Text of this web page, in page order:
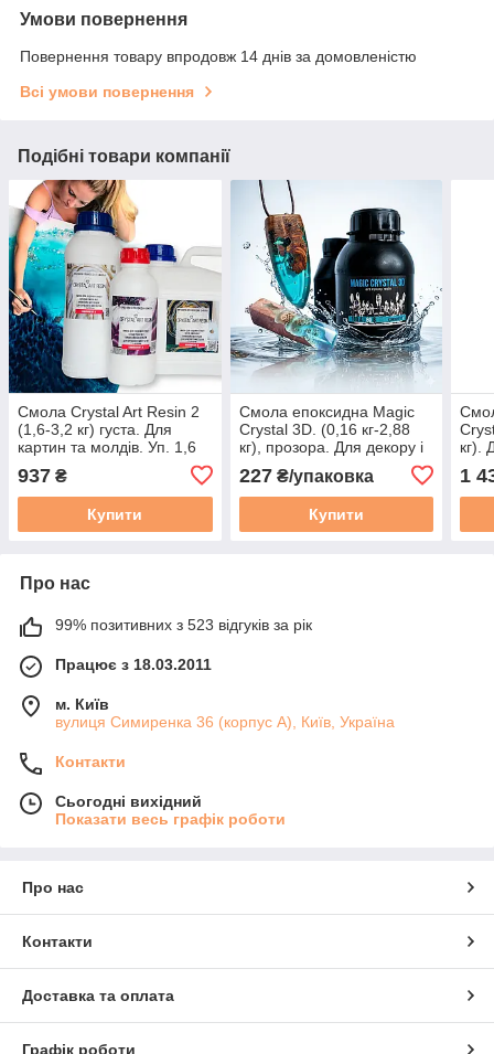
Умови повернення
Повернення товару впродовж 14 днів за домовленістю
Всі умови повернення
Подібні товари компанії
Смола Crystal Art Resin 2
(1,6-3,2 кг) густа. Для
картин та молдів. Уп. 1,6
937 ₴
Купити
Смола епоксидна Magic
Crystal 3D. (0,16 кг-2,88
кг), прозора. Для декору і
прикрас. Зразок. Уп. 0,16
кг
227₴/упаковка
Купити
кг).
1
Про нас
99% позитивних з 523 відгуків за рік
Працює з 18.03.2011
м. Київ
вулиця Симиренка 36 (корпус А), Київ, Україна
Контакти
Сьогодні вихідний
Показати весь графік роботи
Про нас
Контакти
Доставка та оплата
Графік роботи